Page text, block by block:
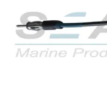
品